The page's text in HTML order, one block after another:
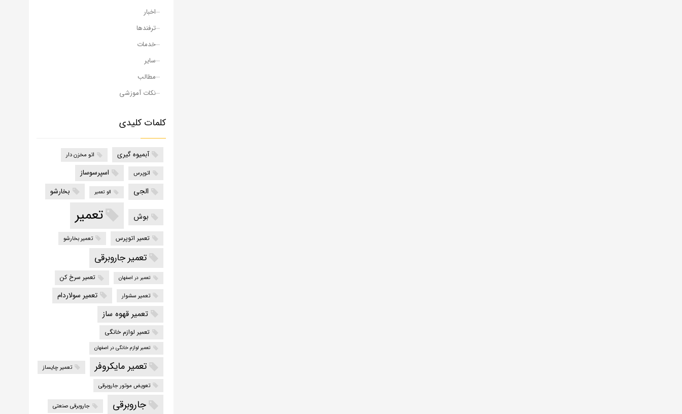
اخبار
ترفندها
خدمات
سایر
مطالب
نکات آموزشی
کلمات کلیدی
آبمیوه گیری اتو مخزن دار
اتوپرس اسپرسوساز
الجی الو تعمیر بخارشو
بوش تعمیر
تعمیر اتوپرس تعمیر بخارشو
تعمیر جاروبرقی
تعمیر در اصفهان تعمیر سرخ کن
تعمیر سشوار تعمیر سولاردام
تعمیر قهوه ساز
تعمیر لوازم خانگی
تعمیر لوازم خانگی در اصفهان
تعمیر مایکروفر
تعمیر چایساز
تعویض موتور جاروبرقی
جاروبرقی جاروبرقی صنعتی